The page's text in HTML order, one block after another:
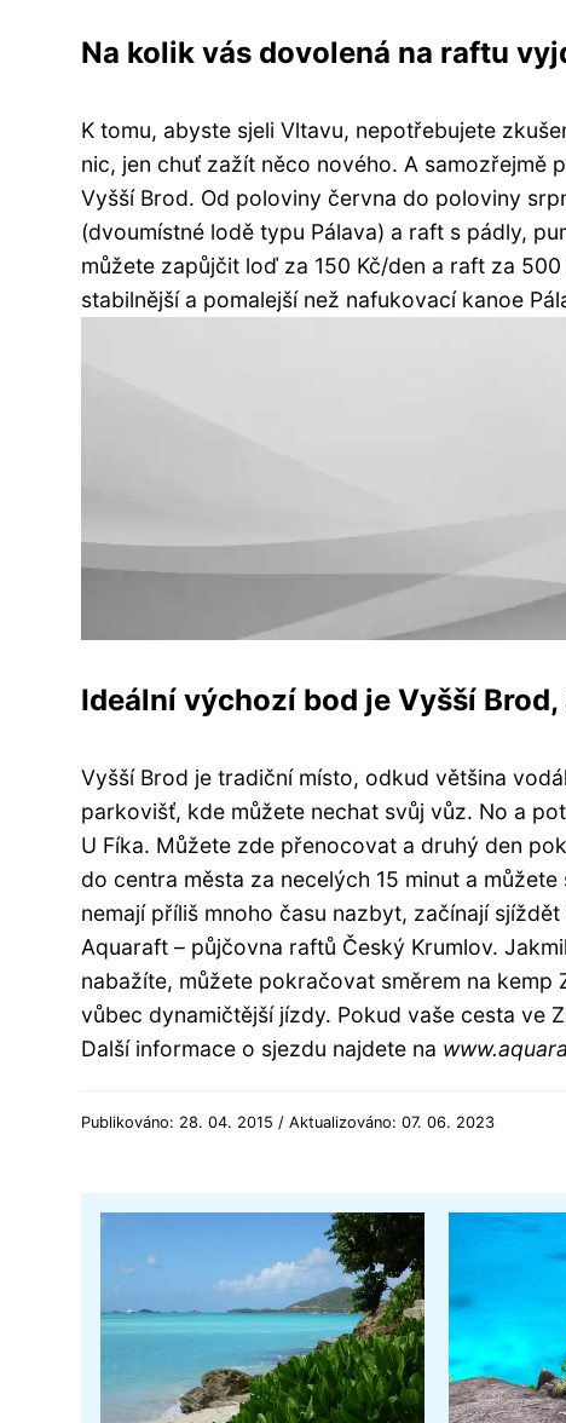
Na kolik vás dovolená na raftu
K tomu, abyste sjeli Vltavu, nepotřebujete
nic, jen chuť zažít něco nového. A samozřejmě
Vyšší Brod. Od poloviny června do poloviny
(dvoumístné lodě typu Pálava) a raft s pádly,
můžete zapůjčit loď za 150 Kč/den a raft za
stabilnější a pomalejší než nafukovací kanoe
Ideální výchozí bod je Vyšší
Vyšší Brod je tradiční místo, odkud většina
parkovišť, kde můžete nechat svůj vůz. No a
U Fíka. Můžete zde přenocovat a druhý den
do centra města za necelých 15 minut a
nemají příliš mnoho času nazbyt, začínají
Aquaraft – půjčovna raftů Český Krumlov.
nabažíte, můžete pokračovat směrem na
vůbec dynamičtější jízdy. Pokud vaše cesta ve
Další informace o sjezdu najdete na
Publikováno: 28. 04. 2015 / Aktualizováno: 07. 06. 2023